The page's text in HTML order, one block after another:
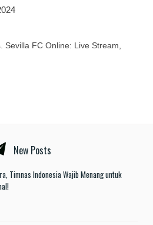
New Posts
Timnas Indonesia Wajib Menang untuk